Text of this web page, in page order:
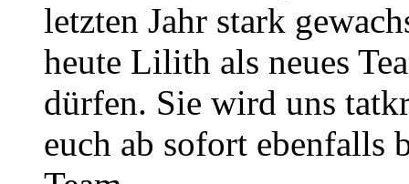
letzten Jahr stark
heute Lilith als neues
dürfen. Sie wird uns
euch ab sofort ebenfalls